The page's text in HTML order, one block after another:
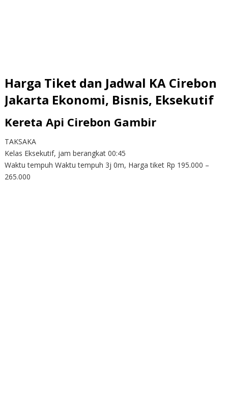
Harga Tiket dan Jadwal KA Cirebon
Jakarta Ekonomi, Bisnis, Eksekutif
Kereta Api Cirebon Gambir
TAKSAKA
Kelas Eksekutif, jam berangkat 00:45
Waktu tempuh Waktu tempuh 3j 0m, Harga tiket Rp 195.000 –
265.000